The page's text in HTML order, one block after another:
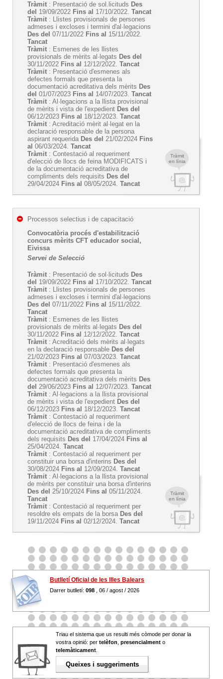
Tràmit
en línia
Tràmit : Presentació de sol.licituds Des
del 19/09/2022 Fins al 17/10/2022. Tancat
Tràmit : Llistes provisionals de persones
admeses i excloses i termini d'al·legacions
Des del 07/11/2022 Fins al 15/11/2022.
Tancat
Tràmit : Esmenes de les llistes
provisionals de mèrits al·legats Des del
30/11/2022 Fins al 12/12/2022. Tancat
Tràmit : Presentació d'esmenes als
defectes formals que presenta la
documentació acreditativa dels mèrits Des
del 01/07/2023 Fins al 14/07/2023. Tancat
Tràmit : Al·legacions a la llista provisional
de mèrits i vista de l'expedient Des del
06/12/2023 Fins al 18/12/2023. Tancat
Tràmit : Acreditació mèrit al·legat en la
declaració responsable de la persona
aspirant requerida Des del 21/02/2024 Fins
al 06/03/2024. Tancat
Tràmit : Contestació al requeriment
d'elecció de llocs de feina MODIFICATS i
de la documentació acreditativa de
compliments dels requisits Des del
29/04/2024 Fins al 08/05/2024. Tancat
Tràmit
en línia
Processos selectius i de capacitació
Convocatòria procés d'estabilització
concurs mèrits CFT educador social,
Eivissa
Servei de Selecció
Tràmit : Presentació de sol·licituds Des
del 19/09/2022 Fins al 17/10/2022. Tancat
Tràmit : Llistes provisionals de persones
admeses i excloses i termini d'al·legacions
Des del 07/11/2022 Fins al 15/11/2022.
Tancat
Tràmit : Esmenes de les llistes
provisionals de mèrits al·legats Des del
30/11/2022 Fins al 12/12/2022. Tancat
Tràmit : Acreditació dels mèrits al·legats
en la declaració responsable Des del
21/02/2023 Fins al 07/03/2023. Tancat
Tràmit : Presentació d'esmenes als
defectes formals que presenta la
documentació acreditativa dels mèrits Des
del 29/06/2023 Fins al 12/07/2023. Tancat
Tràmit : Al·legacions a la llista provisional
de mèrits i vista de l'expedient Des del
06/12/2023 Fins al 18/12/2023. Tancat
Tràmit : Contestació al requeriment
d'elecció de llocs de feina i de la
documentació acreditativa de compliments
dels requisits Des del 17/04/2024 Fins al
25/04/2024. Tancat
Tràmit : Contestació al requeriment per
constituir una borsa d'interins Des del
30/08/2024 Fins al 12/09/2024. Tancat
Tràmit : Al·legacions a la llista provisional
de mèrits per constituir una borsa d'interins
Des del 25/10/2024 Fins al 05/11/2024.
Tancat
Tràmit : Contestació al requeriment per
resoldre els empats de la borsa Des del
19/11/2024 Fins al 02/12/2024. Tancat
Butlletí Oficial de les Illes Balears
Darrer butlletí: 098 , 06 / agost / 2026
Triau el sistema que us resulti més còmode per donar la
vostra opinió: per telèfon presencialment o
telemàticament
Queixes i suggeriments